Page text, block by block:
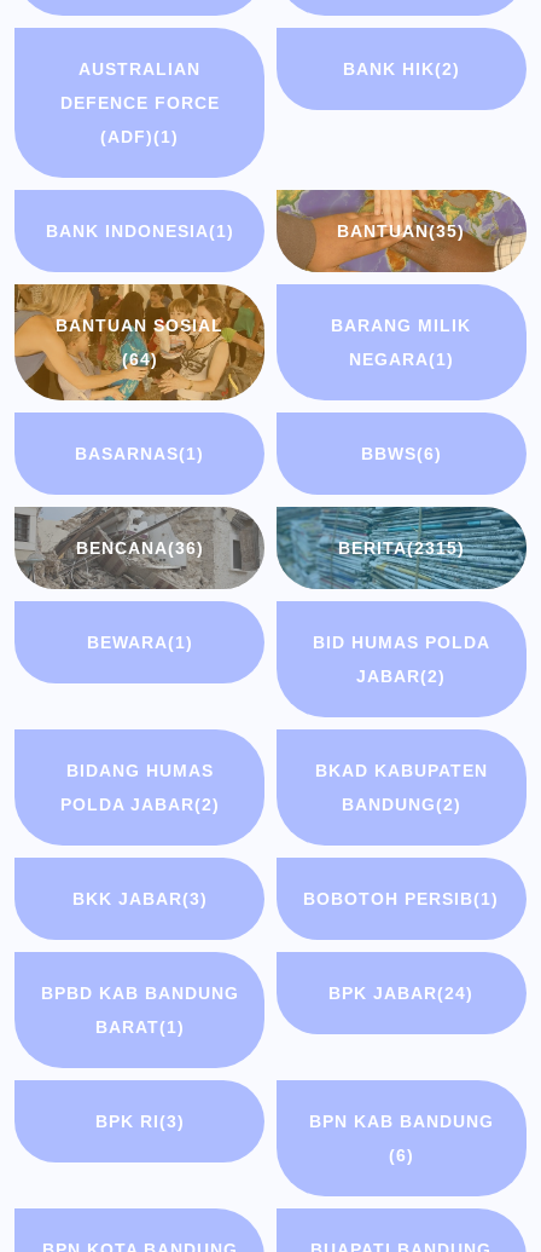
AUSTRALIAN
DEFENCE FORCE
(ADF)(1)
BANK HIK(2)
BANK INDONESIA(1) BANTUAN(35)
BANTUAN SOSIAL
(64)
BARANG MILIK
NEGARA(1)
BASARNAS(1) BBWS(6)
BENCANA(36) BERITA(2315)
BEWARA(1)
BID HUMAS POLDA
JABAR(2)
BIDANG HUMAS
POLDA JABAR(2)
BKAD KABUPATEN
BANDUNG(2)
BKK JABAR(3) BOBOTOH PERSIB(1)
BPBD KAB BANDUNG
BARAT(1)
BPK JABAR(24)
BPK RI(3)
BPN KAB BANDUNG
(6)